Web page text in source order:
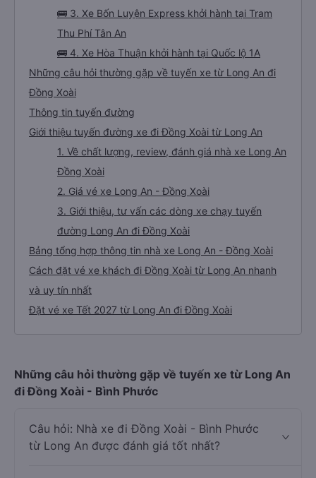
🚌 3. Xe Bốn Luyện Express khởi hành tại Trạm
Thu Phí Tân An
🚌 4. Xe Hòa Thuận khởi hành tại Quốc lộ 1A
Những câu hỏi thường gặp về tuyến xe từ Long An đi
Đồng Xoài
Thông tin tuyến đường
Giới thiệu tuyến đường xe đi Đồng Xoài từ Long An
1. Về chất lượng, review, đánh giá nhà xe Long An
Đồng Xoài
2. Giá vé xe Long An - Đồng Xoài
3. Giới thiệu, tư vấn các dòng xe chạy tuyến
đường Long An đi Đồng Xoài
Bảng tổng hợp thông tin nhà xe Long An - Đồng Xoài
Cách đặt vé xe khách đi Đồng Xoài từ Long An nhanh
và uy tín nhất
Đặt vé xe Tết 2027 từ Long An đi Đồng Xoài
Những câu hỏi thường gặp về tuyến xe từ Long An
đi Đồng Xoài - Bình Phước
Câu hỏi: Nhà xe đi Đồng Xoài - Bình Phước
từ Long An được đánh giá tốt nhất?